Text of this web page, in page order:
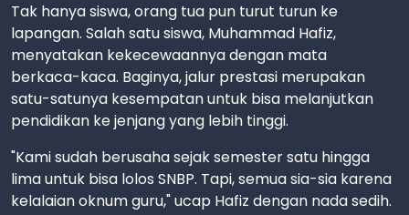
Tak hanya siswa, orang tua pun turut turun ke
lapangan. Salah satu siswa, Muhammad Hafiz,
menyatakan kekecewaannya dengan mata
berkaca-kaca. Baginya, jalur prestasi merupakan
satu-satunya kesempatan untuk bisa melanjutkan
pendidikan ke jenjang yang lebih tinggi.
"Kami sudah berusaha sejak semester satu hingga
lima untuk bisa lolos SNBP. Tapi, semua sia-sia karena
kelalaian oknum guru," ucap Hafiz dengan nada sedih.